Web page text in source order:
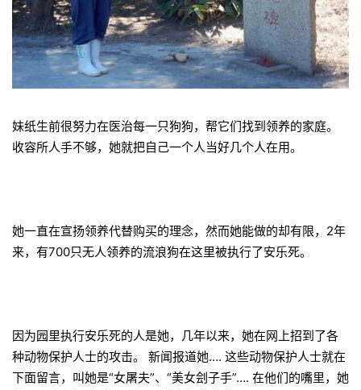
妹纸生前很努力在医治每一只狗狗，帮它们找到领养的家庭。
收容所人手不够，她就把自己一个人当好几个人在用。
她一直在宣扬领养代替购买的理念，然而她能做的却有限，2年
来，有700只无人领养的流浪狗在这里被执行了安乐死。
因为园里执行安乐死的人是她，几年以来，她在网上招到了各
种动物保护人士的攻击。 新闻报道她…. 这些动物保护人士就在
下面留言，叫她是“女屠夫”、“美女刽子手”…. 在他们的嘴里，她